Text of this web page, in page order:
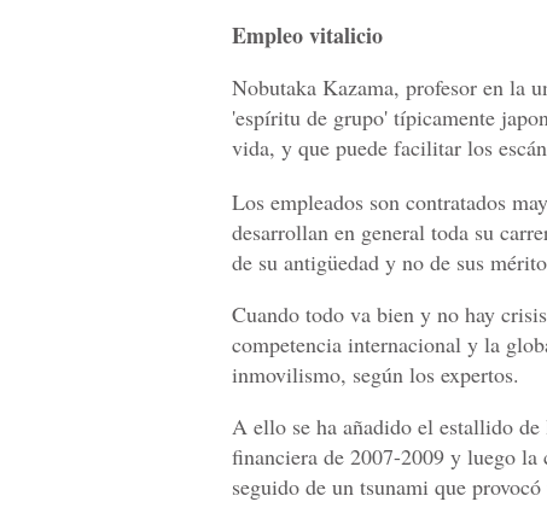
Empleo vitalicio
Nobutaka Kazama, profesor en la
'espíritu de grupo' típicamente
vida, y que puede facilitar los
Los empleados son contratados
desarrollan en general toda su
de su antigüedad y no de sus
Cuando todo va bien y no hay
competencia internacional y la
inmovilismo, según los expertos.
A ello se ha añadido el estallido
financiera de 2007-2009 y luego la
seguido de un tsunami que